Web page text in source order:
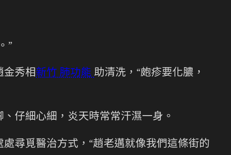
”
金秀相新竹 肺功能助清洗，“皰疹要化膿，
仔細心細，炎天時常常汗濕一身。
尋覓醫治方式，“趙老邁就像我們這條街的